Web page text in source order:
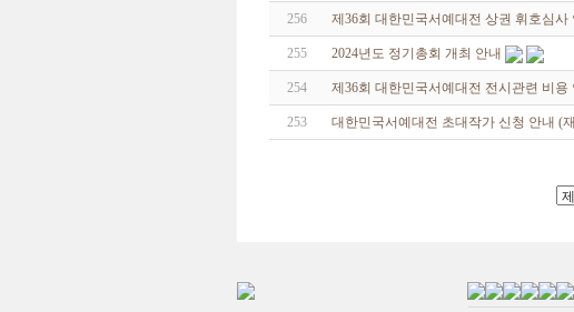
256 제36회 대한민국서예대전 상권 휘호심사
255 2024년도 정기총회 개최 안내
254 제36회 대한민국서예대전 전시관련 비용
253 대한민국서예대전 초대작가 신청 안내 (